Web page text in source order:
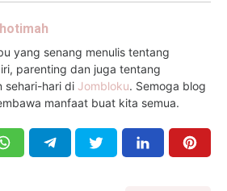
yang senang menulis tentang
parenting dan juga tentang
sehari-hari di Jombloku. Semoga blog
manfaat buat kita semua.